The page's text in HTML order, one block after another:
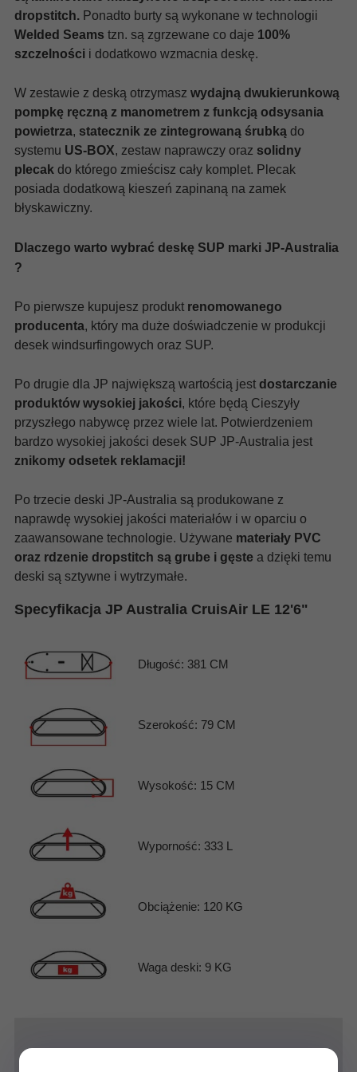
dropstitch. Ponadto burty są wykonane w technologii
Welded Seams tzn. są zgrzewane co daje 100%
szczelności i dodatkowo wzmacnia deskę.
W zestawie z deską otrzymasz wydajną dwukierunkową
pompkę ręczną z manometrem z funkcją odsysania
powietrza, statecznik ze zintegrowaną śrubką do
systemu US-BOX, zestaw naprawczy oraz solidny
plecak do którego zmieścisz cały komplet. Plecak
posiada dodatkową kieszeń zapinaną na zamek
błyskawiczny.
Dlaczego warto wybrać deskę SUP marki JP-Australia
?
Po pierwsze kupujesz produkt renomowanego
producenta, który ma duże doświadczenie w produkcji
desek windsurfingowych oraz SUP.
Po drugie dla JP największą wartością jest dostarczanie
produktów wysokiej jakości, które będą Cieszyły
przyszłego nabywcę przez wiele lat. Potwierdzeniem
bardzo wysokiej jakości desek SUP JP-Australia jest
znikomy odsetek reklamacji!
Po trzecie deski JP-Australia są produkowane z
naprawdę wysokiej jakości materiałów i w oparciu o
zaawansowane technologie. Używane materiały PVC
oraz rdzenie dropstitch są grube i gęste a dzięki temu
deski są sztywne i wytrzymałe.
Specyfikacja JP Australia CruisAir LE 12'6"
Długość: 381 CM
Szerokość: 79 CM
Wysokość: 15 CM
Wyporność: 333 L
Obciążenie: 120 KG
Waga deski: 9 KG